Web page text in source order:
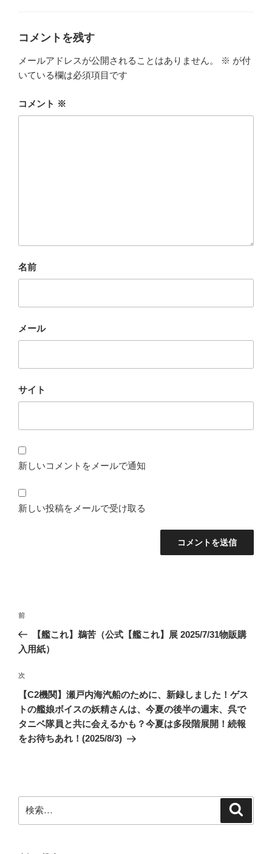
コメントを残す
メールアドレスが公開されることはありません。 ※ が付
いている欄は必須項目です
コメント ※
名前
メール
サイト
新しいコメントをメールで通知
新しい投稿をメールで受け取る
投
ナ
ゲ
ー
シ
ョ
ン
前
の
投
前
【艦これ】鵜苦（公式【艦これ】展 2025/7/31物販購
入用紙）
次
の
投
稿
次
【C2機関】瀬戸内海汽船のために、新録しました！ゲス
トの艦娘ボイスの妖精さんは、今夏の後半の週末、呉で
タニベ隊員と共に会えるかも？今夏は多段階展開！続報
をお待ちあれ！(2025/8/3)
索: